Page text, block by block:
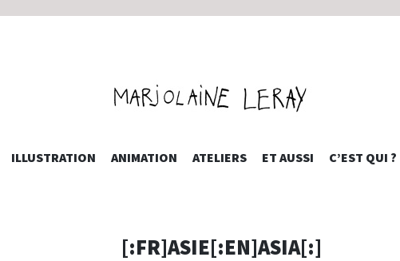
LERAY
ALLER
ILLUSTRATION ANIMATION ATELIERS ET AUSSI C’EST QUI ?
[:FR]ASIE[:EN]ASIA[:]